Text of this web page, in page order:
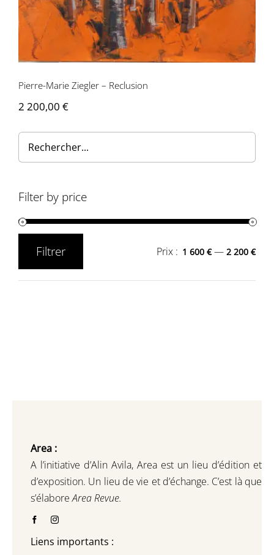
Pierre-Marie Ziegler – Reclusion
2 200,00 €
Filter by price
Filtrer Prix : 1 600 €—2 200 €
Area :
A l’initiative d’Alin Avila, Area est un lieu d’édition et
d’exposition. Un lieu de vie et d’échange. C’est là que
s’élaboreArea Revue.
Liens importants :